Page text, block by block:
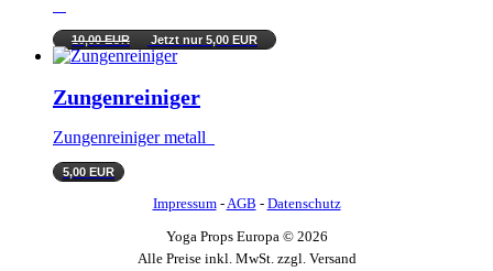
10,00 EUR Jetzt nur 5,00 EUR
Zungenreiniger
Zungenreiniger metall
5,00 EUR
Impressum-AGB - Datenschutz
Yoga Props Europa © 2026
Alle Preise inkl. MwSt. zzgl. Versand